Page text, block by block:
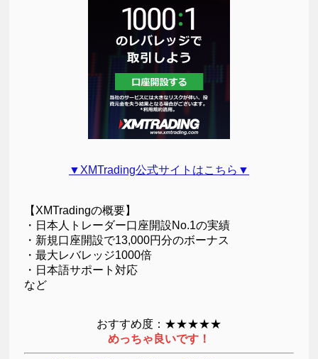
▼XMTrading公式サイトはこちら▼
【XMTradingの概要】
・日本人トレーダー口座開設No.1の実績
・新規口座開設で13,000円分のボーナス
・最大レバレッジ1000倍
・日本語サポート対応
など
おすすめ度：★★★★★
めっちゃ良いです！